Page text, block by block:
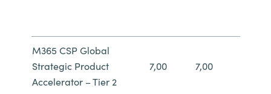
M365 CSP Global
Strategic Product
Accelerator – Tier 2
7,00 7,00